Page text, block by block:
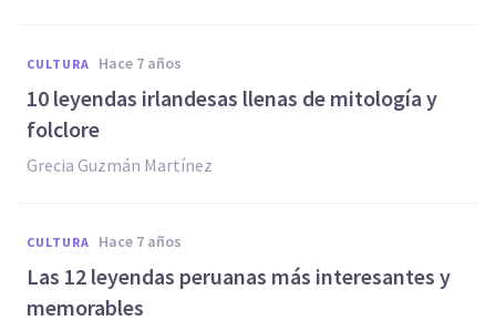
CULTURA hace 7 años
10 leyendas irlandesas llenas de mitología y
folclore
Grecia Guzmán Martínez
CULTURA hace 7 años
Las 12 leyendas peruanas más interesantes y
memorables